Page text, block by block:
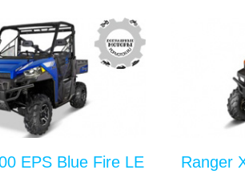
EPS Blue Fire LE
Ranger